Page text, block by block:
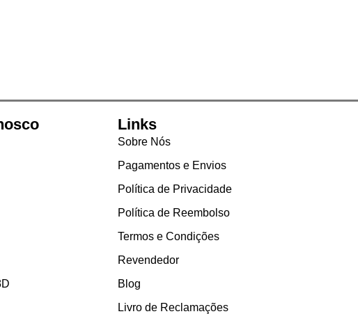
Links
Sobre Nós
Pagamentos e Envios
Política de Privacidade
Política de Reembolso
Termos e Condições
Revendedor
Blog
Livro de Reclamações